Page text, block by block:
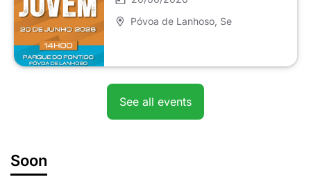
Póvoa de Lanhoso , Se
See all events
Soon